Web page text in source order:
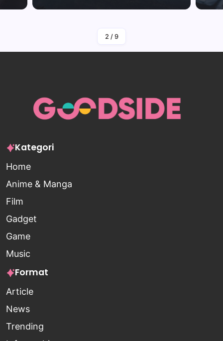
By Falah Malaika Az Zahra
2 / 9
Kategori
Home
Anime & Manga
Film
Gadget
Game
Music
Format
Article
News
Trending